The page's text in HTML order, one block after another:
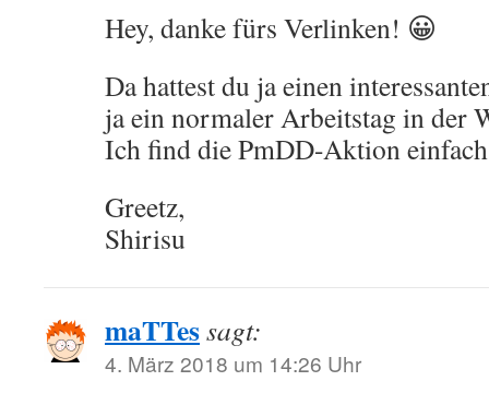
Hey, danke fürs Verlinken! 😀
Da hattest du ja einen
ja ein normaler Arbeitstag in der
Ich find die PmDD-Aktion
Greetz,
Shirisu
maTTessagt:
4. März 2018 um 14:26 Uhr